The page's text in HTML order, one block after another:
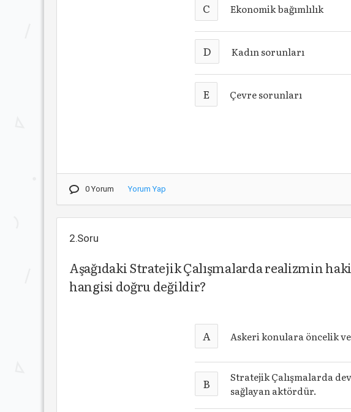
C Ekonomik bağımlılık
D Kadın sorunları
E Çevre sorunları
0 Yorum Yorum Yap
2.Soru
Aşağıdaki Stratejik Çalışmalarda realizmin
hangisi doğru değildir?
A Askeri konulara öncelik
B
Stratejik Çalışmalarda
sağlayan aktördür.